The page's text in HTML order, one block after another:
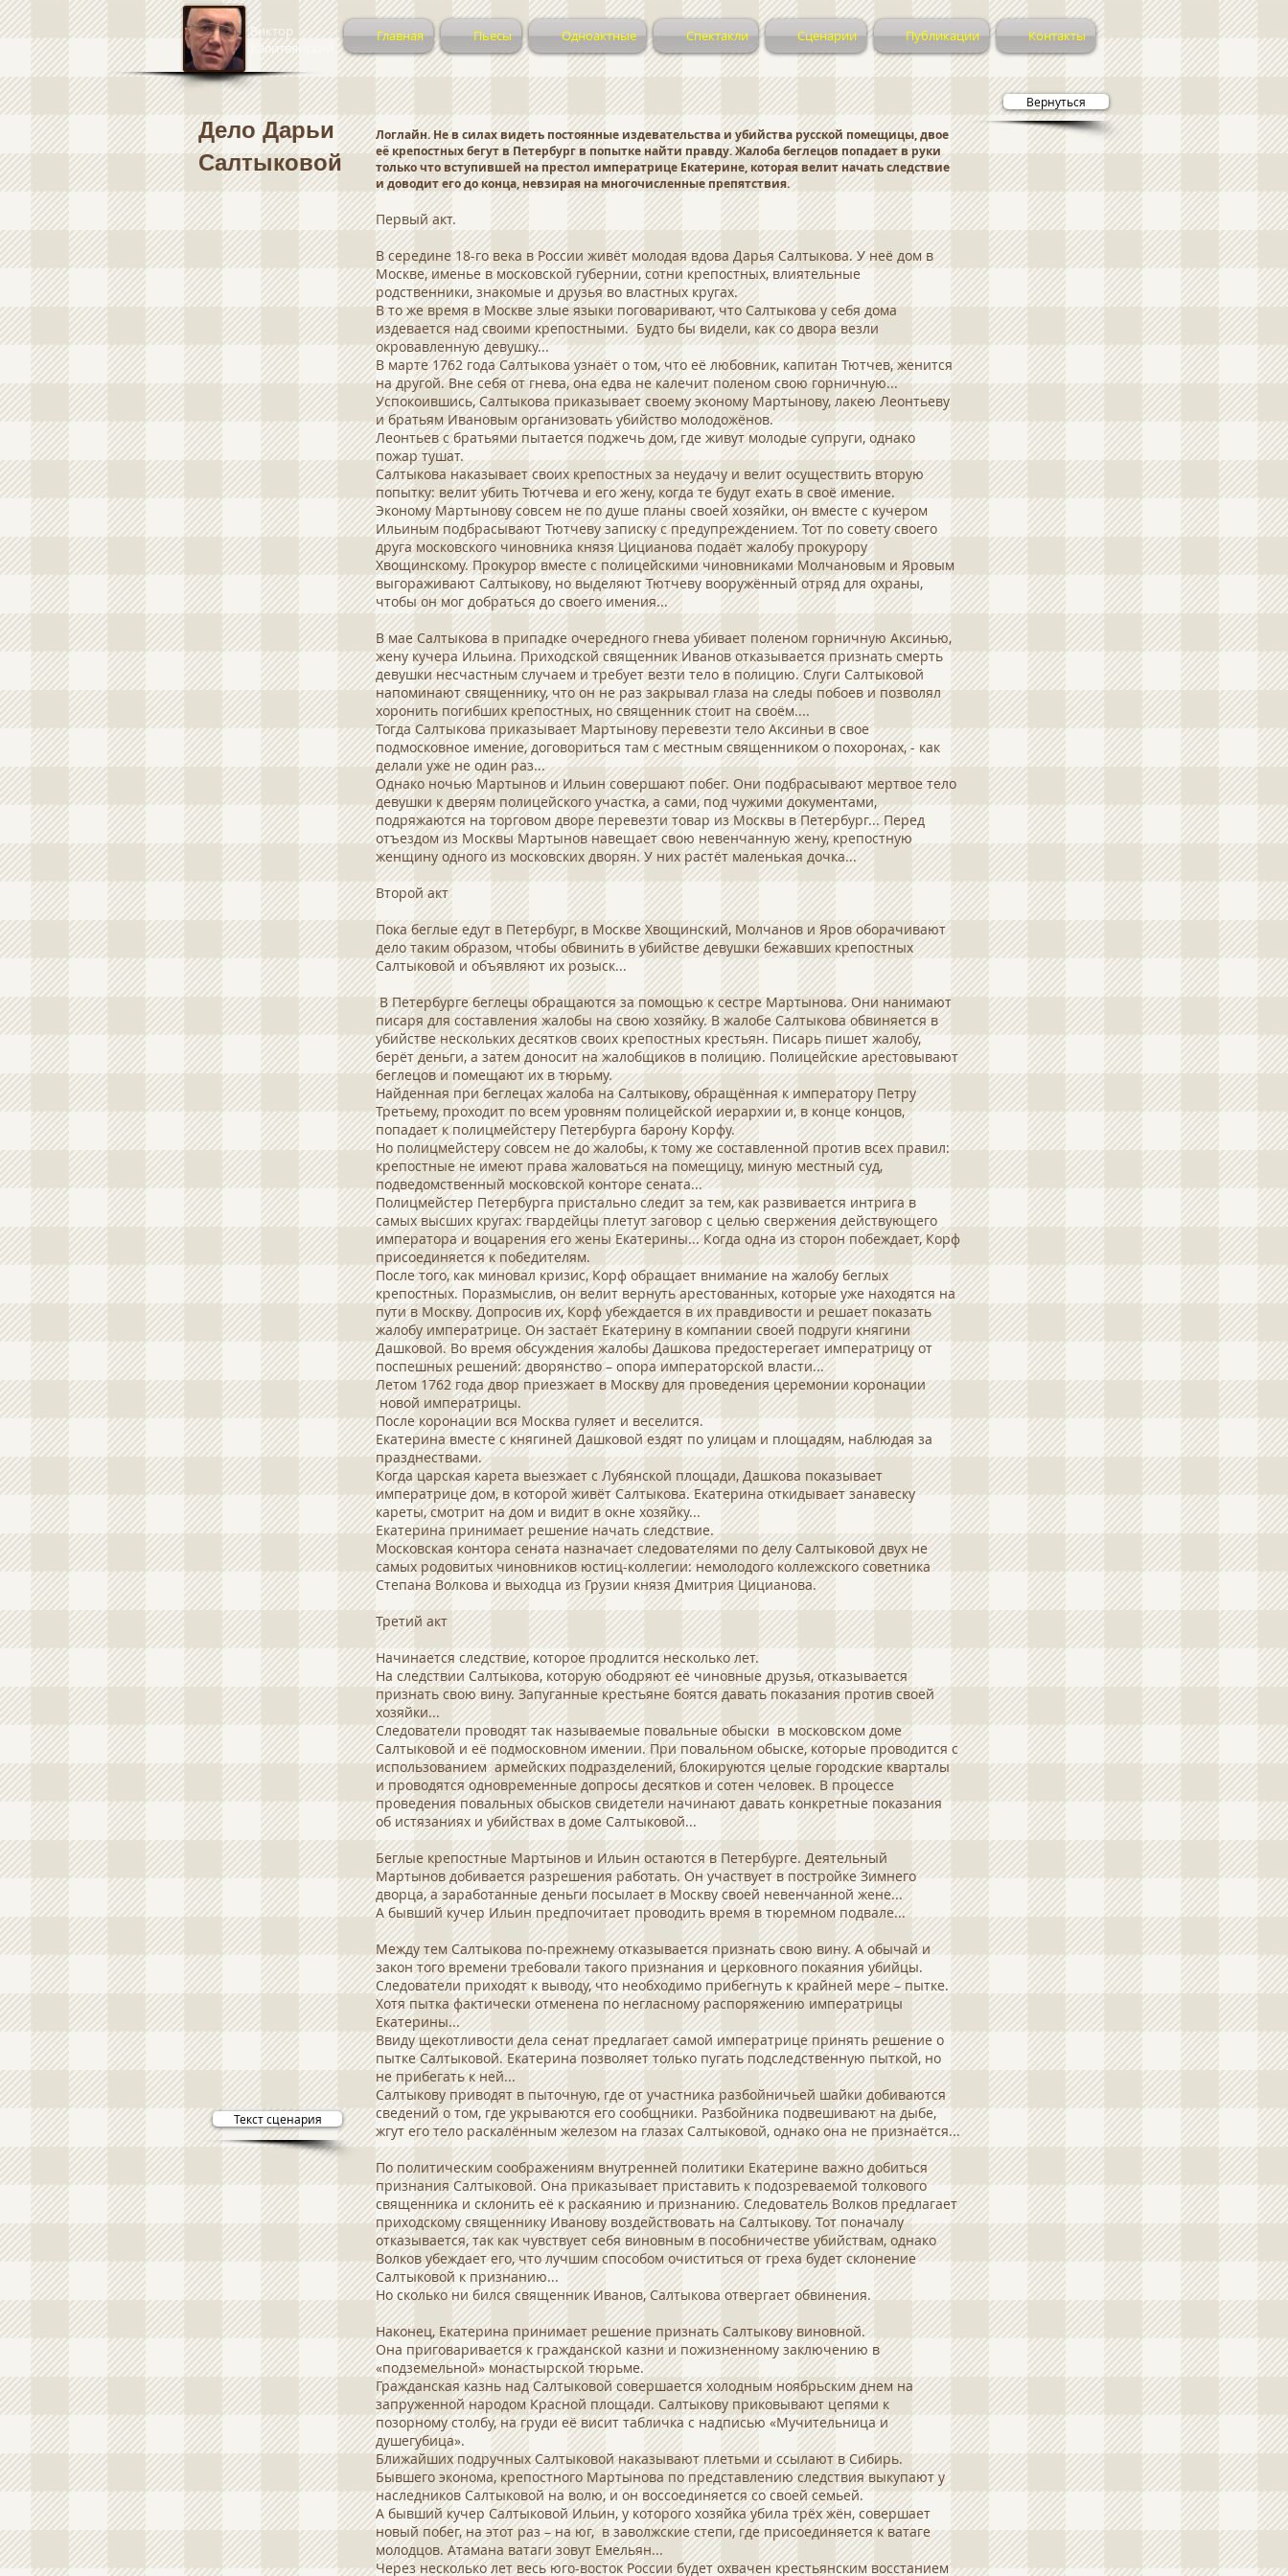
Виктор
Калитвянский
Главная Пьесы Одноактные Спектакли Сценарии Публикации Контакты
Дело Дарьи
Салтыковой
Текст сценария
Логлайн. Не в силах видеть постоянные издевательства и убийства русской помещицы, двое
её крепостных бегут в Петербург в попытке найти правду. Жалоба беглецов попадает в руки
только что вступившей на престол императрице Екатерине, которая велит начать следствие
и доводит его до конца, невзирая на многочисленные препятствия.
Первый акт.
В середине 18-го века в России живёт молодая вдова Дарья Салтыкова. У неё дом в
Москве, именье в московской губернии, сотни крепостных, влиятельные
родственники, знакомые и друзья во властных кругах.
В то же время в Москве злые языки поговаривают, что Салтыкова у себя дома
издевается над своими крепостными. Будто бы видели, как со двора везли
окровавленную девушку...
В марте 1762 года Салтыкова узнаёт о том, что её любовник, капитан Тютчев, женится
на другой. Вне себя от гнева, она едва не калечит поленом свою горничную...
Успокоившись, Салтыкова приказывает своему эконому Мартынову, лакею Леонтьеву
и братьям Ивановым организовать убийство молодожёнов.
Леонтьев с братьями пытается поджечь дом, где живут молодые супруги, однако
пожар тушат.
Салтыкова наказывает своих крепостных за неудачу и велит осуществить вторую
попытку: велит убить Тютчева и его жену, когда те будут ехать в своё имение.
Эконому Мартынову совсем не по душе планы своей хозяйки, он вместе с кучером
Ильиным подбрасывают Тютчеву записку с предупреждением. Тот по совету своего
друга московского чиновника князя Цицианова подаёт жалобу прокурору
Хвощинскому. Прокурор вместе с полицейскими чиновниками Молчановым и Яровым
выгораживают Салтыкову, но выделяют Тютчеву вооружённый отряд для охраны,
чтобы он мог добраться до своего имения...
В мае Салтыкова в припадке очередного гнева убивает поленом горничную Аксинью,
жену кучера Ильина. Приходской священник Иванов отказывается признать смерть
девушки несчастным случаем и требует везти тело в полицию. Слуги Салтыковой
напоминают священнику, что он не раз закрывал глаза на следы побоев и позволял
хоронить погибших крепостных, но священник стоит на своём....
Тогда Салтыкова приказывает Мартынову перевезти тело Аксиньи в свое
подмосковное имение, договориться там с местным священником о похоронах, - как
делали уже не один раз...
Однако ночью Мартынов и Ильин совершают побег. Они подбрасывают мертвое тело
девушки к дверям полицейского участка, а сами, под чужими документами,
подряжаются на торговом дворе перевезти товар из Москвы в Петербург... Перед
отъездом из Москвы Мартынов навещает свою невенчанную жену, крепостную
женщину одного из московских дворян. У них растёт маленькая дочка...
Второй акт
Пока беглые едут в Петербург, в Москве Хвощинский, Молчанов и Яров оборачивают
дело таким образом, чтобы обвинить в убийстве девушки бежавших крепостных
Салтыковой и объявляют их розыск...
В Петербурге беглецы обращаются за помощью к сестре Мартынова. Они нанимают
писаря для составления жалобы на свою хозяйку. В жалобе Салтыкова обвиняется в
убийстве нескольких десятков своих крепостных крестьян. Писарь пишет жалобу,
берёт деньги, а затем доносит на жалобщиков в полицию. Полицейские арестовывают
беглецов и помещают их в тюрьму.
Найденная при беглецах жалоба на Салтыкову, обращённая к императору Петру
Третьему, проходит по всем уровням полицейской иерархии и, в конце концов,
попадает к полицмейстеру Петербурга барону Корфу.
Но полицмейстеру совсем не до жалобы, к тому же составленной против всех правил:
крепостные не имеют права жаловаться на помещицу, миную местный суд,
подведомственный московской конторе сената...
Полицмейстер Петербурга пристально следит за тем, как развивается интрига в
самых высших кругах: гвардейцы плетут заговор с целью свержения действующего
императора и воцарения его жены Екатерины... Когда одна из сторон побеждает, Корф
присоединяется к победителям.
После того, как миновал кризис, Корф обращает внимание на жалобу беглых
крепостных. Поразмыслив, он велит вернуть арестованных, которые уже находятся на
пути в Москву. Допросив их, Корф убеждается в их правдивости и решает показать
жалобу императрице. Он застаёт Екатерину в компании своей подруги княгини
Дашковой. Во время обсуждения жалобы Дашкова предостерегает императрицу от
поспешных решений: дворянство – опора императорской власти...
Летом 1762 года двор приезжает в Москву для проведения церемонии коронации
новой императрицы.
После коронации вся Москва гуляет и веселится.
Екатерина вместе с княгиней Дашковой ездят по улицам и площадям, наблюдая за
празднествами.
Когда царская карета выезжает с Лубянской площади, Дашкова показывает
императрице дом, в которой живёт Салтыкова. Екатерина откидывает занавеску
кареты, смотрит на дом и видит в окне хозяйку...
Екатерина принимает решение начать следствие.
Московская контора сената назначает следователями по делу Салтыковой двух не
самых родовитых чиновников юстиц-коллегии: немолодого коллежского советника
Степана Волкова и выходца из Грузии князя Дмитрия Цицианова.
Третий акт
Начинается следствие, которое продлится несколько лет.
На следствии Салтыкова, которую ободряют её чиновные друзья, отказывается
признать свою вину. Запуганные крестьяне боятся давать показания против своей
хозяйки...
Следователи проводят так называемые повальные обыски в московском доме
Салтыковой и её подмосковном имении. При повальном обыске, которые проводится с
использованием армейских подразделений, блокируются целые городские кварталы
и проводятся одновременные допросы десятков и сотен человек. В процессе
проведения повальных обысков свидетели начинают давать конкретные показания
об истязаниях и убийствах в доме Салтыковой...
Беглые крепостные Мартынов и Ильин остаются в Петербурге. Деятельный
Мартынов добивается разрешения работать. Он участвует в постройке Зимнего
дворца, а заработанные деньги посылает в Москву своей невенчанной жене...
А бывший кучер Ильин предпочитает проводить время в тюремном подвале...
Между тем Салтыкова по-прежнему отказывается признать свою вину. А обычай и
закон того времени требовали такого признания и церковного покаяния убийцы.
Следователи приходят к выводу, что необходимо прибегнуть к крайней мере – пытке.
Хотя пытка фактически отменена по негласному распоряжению императрицы
Екатерины...
Ввиду щекотливости дела сенат предлагает самой императрице принять решение о
пытке Салтыковой. Екатерина позволяет только пугать подследственную пыткой, но
не прибегать к ней...
Салтыкову приводят в пыточную, где от участника разбойничьей шайки добиваются
сведений о том, где укрываются его сообщники. Разбойника подвешивают на дыбе,
жгут его тело раскалённым железом на глазах Салтыковой, однако она не признаётся...
По политическим соображениям внутренней политики Екатерине важно добиться
признания Салтыковой. Она приказывает приставить к подозреваемой толкового
священника и склонить её к раскаянию и признанию. Следователь Волков предлагает
приходскому священнику Иванову воздействовать на Салтыкову. Тот поначалу
отказывается, так как чувствует себя виновным в пособничестве убийствам, однако
Волков убеждает его, что лучшим способом очиститься от греха будет склонение
Салтыковой к признанию...
Но сколько ни бился священник Иванов, Салтыкова отвергает обвинения.
Наконец, Екатерина принимает решение признать Салтыкову виновной.
Она приговаривается к гражданской казни и пожизненному заключению в
«подземельной» монастырской тюрьме.
Гражданская казнь над Салтыковой совершается холодным ноябрьским днем на
запруженной народом Красной площади. Салтыкову приковывают цепями к
позорному столбу, на груди её висит табличка с надписью «Мучительница и
душегубица».
Ближайших подручных Салтыковой наказывают плетьми и ссылают в Сибирь.
Бывшего эконома, крепостного Мартынова по представлению следствия выкупают у
наследников Салтыковой на волю, и он воссоединяется со своей семьей.
А бывший кучер Салтыковой Ильин, у которого хозяйка убила трёх жён, совершает
новый побег, на этот раз – на юг, в заволжские степи, где присоединяется к ватаге
молодцов. Атамана ватаги зовут Емельян...
Через несколько лет весь юго-восток России будет охвачен крестьянским восстанием
Вернуться